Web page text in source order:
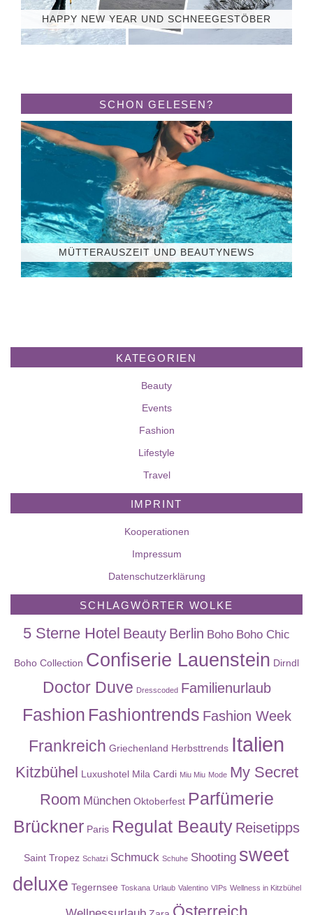
HAPPY NEW YEAR UND SCHNEEGESTÖBER
SCHON GELESEN?
MÜTTERAUSZEIT UND BEAUTYNEWS
KATEGORIEN
Beauty
Events
Fashion
Lifestyle
Travel
IMPRINT
Kooperationen
Impressum
Datenschutzerklärung
SCHLAGWÖRTER WOLKE
5 Sterne Hotel Beauty Berlin Boho Boho Chic
Boho Collection Confiserie Lauenstein Dirndl
Doctor Duve Dresscoded Familienurlaub
Fashion Fashiontrends Fashion Week
Frankreich Griechenland Herbsttrends Italien
Kitzbühel Luxushotel Mila Cardi Miu Miu Mode My Secret
Room München Oktoberfest Parfümerie
Brückner Paris Regulat Beauty Reisetipps
Saint Tropez Schatzi Schmuck Schuhe Shooting sweet
deluxe Tegernsee Toskana Urlaub Valentino VIPs Wellness in Kitzbühel